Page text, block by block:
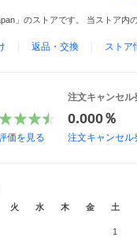
」のストアです。 当ストア内
返品・交換 ストア
価を見る
注文キャンセル
0.000％
注文キャンセル
火 水 木 金 土
1